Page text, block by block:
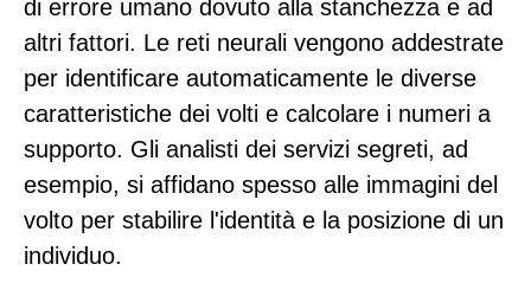
di errore umano dovuto alla stanchezza e ad
altri fattori. Le reti neurali vengono addestrate
per identificare automaticamente le diverse
caratteristiche dei volti e calcolare i numeri a
supporto. Gli analisti dei servizi segreti, ad
esempio, si affidano spesso alle immagini del
volto per stabilire l'identità e la posizione di un
individuo.